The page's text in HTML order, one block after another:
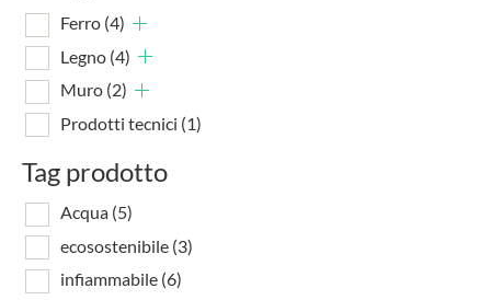
Ferro (4)
Legno (4)
Muro (2)
Prodotti tecnici (1)
Tag prodotto
Acqua (5)
ecosostenibile (3)
infiammabile (6)